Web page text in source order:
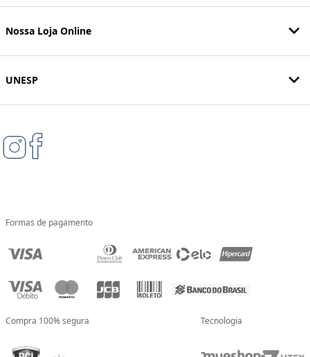
Nossa Loja Online
UNESP
Formas de pagamento
Compra 100% segura Tecnologia